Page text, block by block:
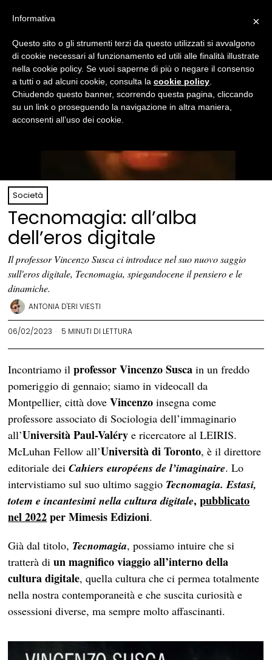
Società
Tecnomagia: all’alba
dell’eros digitale
Il professor Vincenzo Susca ci introduce nel suo nuovo saggio
sull'eros digitale, Tecnomagia, spiegandocene il pensiero e le
dinamiche.
ANTONIA D'ERI VIESTI
06/02/2023 5 MINUTI DI LETTURA
Incontriamo ilprofessor Vincenzo Susca in un freddo
pomeriggio di gennaio; siamo in videocall da
Montpellier, città doveVincenzo insegna come
professore associato di Sociologia dell’immaginario
all’Università Paul-Valéry e ricercatore al LEIRIS.
McLuhan Fellow all’Università di Toronto, è il direttore
editoriale deiCahiers européens de l’imaginaire. Lo
intervistiamo sul suo ultimo saggio Tecnomagia. Estasi,
totem e incantesimi nella cultura digitale,pubblicato
nel 2022per Mimesis Edizioni.
Già dal titolo, Tecnomagia, possiamo intuire che si
tratterà diun magnifico viaggio all’interno della
cultura digitale, quella cultura che ci permea totalmente
nella nostra contemporaneità e che suscita curiosità e
ossessioni diverse, ma sempre molto affascinanti.
×
Informativa
Questo sito o gli strumenti terzi da questo utilizzati si avvalgono
di cookie necessari al funzionamento ed utili alle finalità illustrate
nella cookie policy. Se vuoi saperne di più o negare il consenso
a tutti o ad alcuni cookie, consulta la cookie policy
Chiudendo questo banner, scorrendo questa pagina, cliccando
su un link o proseguendo la navigazione in altra maniera,
acconsenti all’uso dei cookie.